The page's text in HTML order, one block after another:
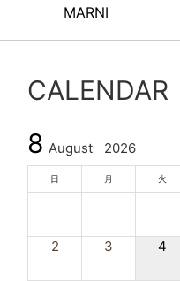
MARNI
CALENDAR
8 August 2026
日 月 火
2 3 4